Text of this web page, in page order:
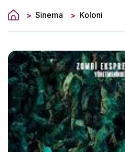
> Sinema > Koloni